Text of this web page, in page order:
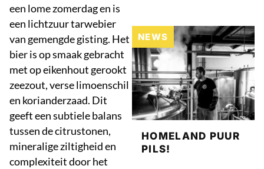
een lome zomerdag en is
een lichtzuur tarwebier
van gemengde gisting. Het
bier is op smaak gebracht
met op eikenhout gerookt
zeezout, verse limoenschil
en korianderzaad. Dit
geeft een subtiele balans
tussen de citrustonen,
mineralige ziltigheid en
complexiteit door het
NEWS
HOMELAND PUUR
PILS!